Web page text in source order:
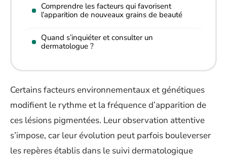
Comprendre les facteurs qui favorisent
l’apparition de nouveaux grains de beauté
Quand s’inquiéter et consulter un
dermatologue ?
Certains facteurs environnementaux et génétiques
modifient le rythme et la fréquence d’apparition de
ces lésions pigmentées. Leur observation attentive
s’impose, car leur évolution peut parfois bouleverser
les repères établis dans le suivi dermatologique